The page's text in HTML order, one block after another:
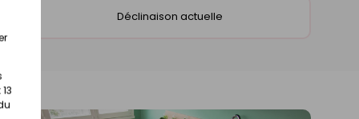
Déclinaison actuelle